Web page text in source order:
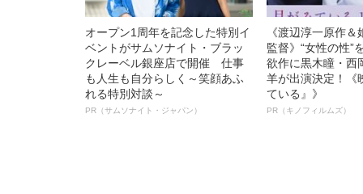
オープン1周年を記念した特別イ
ベントがサムソナイト・ブラッ
クレーベル銀座店で開催 仕事
も人生も自分らしく～笑顔あふ
れる特別対談～
PR（サムソナイト・ジャパン）
《渡辺淳一原作
監督》“女性の性”
欲作に黒木瞳・西
羊が出演決定！《
ている』》
PR（キノフィルムズ）